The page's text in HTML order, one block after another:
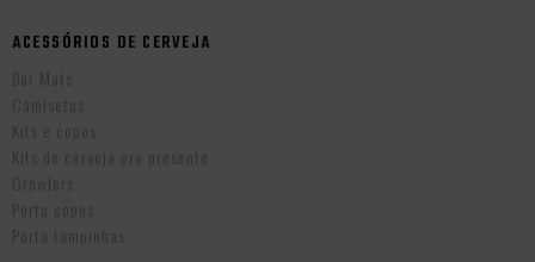
ACESSÓRIOS DE CERVEJA
Bar Mats
Camisetas
Kits e copos
Kits de cerveja pra presente
Growlers
Porta copos
Porta tampinhas